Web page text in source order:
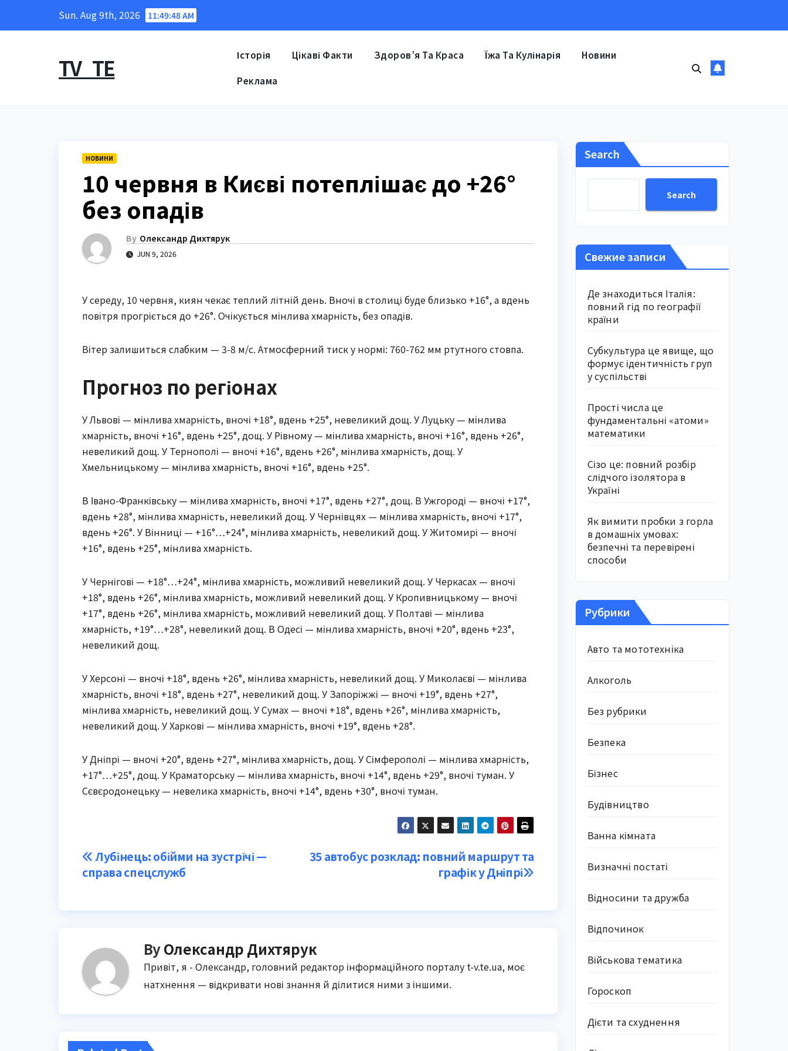
Sun. Aug 9th, 2026 11:49:49 AM
TV_TE Історія Цікаві Факти Здоров’я Та Краса Їжа Та Кулінарія Новини
Реклама
НОВИНИ
10 червня в Києві потеплішає до +26°
без опадів
By Олександр Дихтярук
JUN 9, 2026
У середу, 10 червня, киян чекає теплий літній день. Вночі в столиці буде близько +16°, а вдень
повітря прогріється до +26°. Очікується мінлива хмарність, без опадів.
Вітер залишиться слабким — 3-8 м/с. Атмосферний тиск у нормі: 760-762 мм ртутного стовпа.
Прогноз по регіонах
У Львові — мінлива хмарність, вночі +18°, вдень +25°, невеликий дощ. У Луцьку — мінлива
хмарність, вночі +16°, вдень +25°, дощ. У Рівному — мінлива хмарність, вночі +16°, вдень +26°,
невеликий дощ. У Тернополі — вночі +16°, вдень +26°, мінлива хмарність, дощ. У
Хмельницькому — мінлива хмарність, вночі +16°, вдень +25°.
В Івано-Франківську — мінлива хмарність, вночі +17°, вдень +27°, дощ. В Ужгороді — вночі +17°,
вдень +28°, мінлива хмарність, невеликий дощ. У Чернівцях — мінлива хмарність, вночі +17°,
вдень +26°. У Вінниці — +16°…+24°, мінлива хмарність, невеликий дощ. У Житомирі — вночі
+16°, вдень +25°, мінлива хмарність.
У Чернігові — +18°…+24°, мінлива хмарність, можливий невеликий дощ. У Черкасах — вночі
+18°, вдень +26°, мінлива хмарність, можливий невеликий дощ. У Кропивницькому — вночі
+17°, вдень +26°, мінлива хмарність, можливий невеликий дощ. У Полтаві — мінлива
хмарність, +19°…+28°, невеликий дощ. В Одесі — мінлива хмарність, вночі +20°, вдень +23°,
невеликий дощ.
У Херсоні — вночі +18°, вдень +26°, мінлива хмарність, невеликий дощ. У Миколаєві — мінлива
хмарність, вночі +18°, вдень +27°, невеликий дощ. У Запоріжжі — вночі +19°, вдень +27°,
мінлива хмарність, невеликий дощ. У Сумах — вночі +18°, вдень +26°, мінлива хмарність,
невеликий дощ. У Харкові — мінлива хмарність, вночі +19°, вдень +28°.
У Дніпрі — вночі +20°, вдень +27°, мінлива хмарність, дощ. У Сімферополі — мінлива хмарність,
+17°…+25°, дощ. У Краматорську — мінлива хмарність, вночі +14°, вдень +29°, вночі туман. У
Сєвєродонецьку — невелика хмарність, вночі +14°, вдень +30°, вночі туман.
Post
navigation
35 автобус розклад: повний маршрут та
графік у Дніпрі
Лубінець: обійми на зустрічі —
справа спецслужб
ByОлександр Дихтярук
Привіт, я - Олександр, головний редактор інформаційного порталу t-v.te.ua, моє
натхнення — відкривати нові знання й ділитися ними з іншими.
Search
Search
Свежие записи
Де знаходиться Італія:
повний гід по географії
країни
Субкультура це явище, що
формує ідентичність груп
у суспільстві
Прості числа це
фундаментальні «атоми»
математики
Сізо це: повний розбір
слідчого ізолятора в
Україні
Як вимити пробки з горла
в домашніх умовах:
безпечні та перевірені
способи
Рубрики
Авто та мототехніка
Алкоголь
Без рубрики
Безпека
Бізнес
Будівництво
Ванна кімната
Визначні постаті
Відносини та дружба
Відпочинок
Військова тематика
Гороскоп
Дієти та схуднення